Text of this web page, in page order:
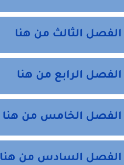
الثالث من هنا
الرابع من هنا
الخامس من هنا
الفصل السادس من هنا